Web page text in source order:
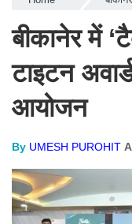
बीकानेर में
टाइटन
आयोजन
By UMESH PUROHIT